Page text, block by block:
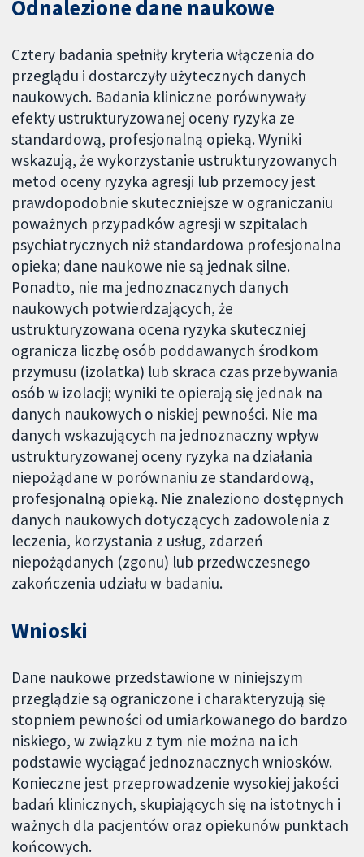
Odnalezione dane naukowe
Cztery badania spełniły kryteria włączenia do
przeglądu i dostarczyły użytecznych danych
naukowych. Badania kliniczne porównywały
efekty ustrukturyzowanej oceny ryzyka ze
standardową, profesjonalną opieką. Wyniki
wskazują, że wykorzystanie ustrukturyzowanych
metod oceny ryzyka agresji lub przemocy jest
prawdopodobnie skuteczniejsze w ograniczaniu
poważnych przypadków agresji w szpitalach
psychiatrycznych niż standardowa profesjonalna
opieka; dane naukowe nie są jednak silne.
Ponadto, nie ma jednoznacznych danych
naukowych potwierdzających, że
ustrukturyzowana ocena ryzyka skuteczniej
ogranicza liczbę osób poddawanych środkom
przymusu (izolatka) lub skraca czas przebywania
osób w izolacji; wyniki te opierają się jednak na
danych naukowych o niskiej pewności. Nie ma
danych wskazujących na jednoznaczny wpływ
ustrukturyzowanej oceny ryzyka na działania
niepożądane w porównaniu ze standardową,
profesjonalną opieką. Nie znaleziono dostępnych
danych naukowych dotyczących zadowolenia z
leczenia, korzystania z usług, zdarzeń
niepożądanych (zgonu) lub przedwczesnego
zakończenia udziału w badaniu.
Wnioski
Dane naukowe przedstawione w niniejszym
przeglądzie są ograniczone i charakteryzują się
stopniem pewności od umiarkowanego do bardzo
niskiego, w związku z tym nie można na ich
podstawie wyciągać jednoznacznych wniosków.
Konieczne jest przeprowadzenie wysokiej jakości
badań klinicznych, skupiających się na istotnych i
ważnych dla pacjentów oraz opiekunów punktach
końcowych.